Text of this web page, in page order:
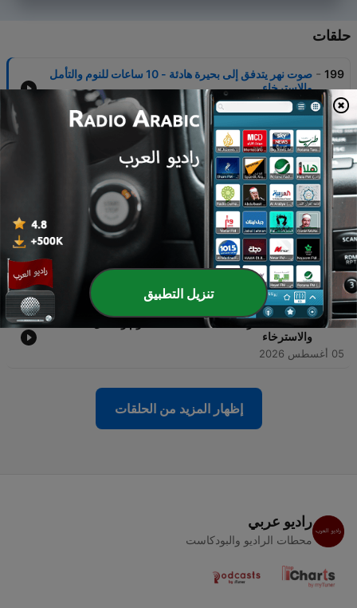
حلقات
199
-
صوت نهر يتدفق إلى بحيرة هادئة - 10 ساعات للنوم والتأمل
والاسترخاء
09 أغسطس 2026
198
-
ساعات للنوم والتأمل والاسترخاء
08 أغسطس 2026
197
-
طرق نقار الخشب بين أشجار الغابة - 10 ساعات للنوم
والتأمل والاسترخاء
07 أغسطس 2026
196
-
والتأمل والاسترخاء
06 أغسطس 2026
195
-
والاسترخاء
05 أغسطس 2026
إظهار المزيد من الحلقات
راديو عربي
محطات الراديو والبودكاست
تنزيل التطبيق